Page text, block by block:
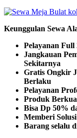
Keunggulan Sewa
Pelayanan Full
Jangkauan
Sekitarnya
Gratis Ongkir
Berlaku
Pelayanan
Produk
Bisa Dp 50%
Memberi
Barang selalu